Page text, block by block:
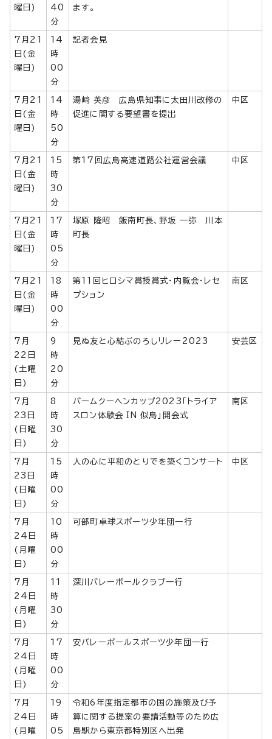
曜日)
40
分
ます。
7月21
日(金
曜日)
14
時
00
分
記者会見
7月21
日(金
曜日)
14
時
50
分
湯﨑 英彦 広島県知事に太田川改修の
促進に関する要望書を提出
中区
7月21
日(金
曜日)
15
時
30
分
第17回広島高速道路公社運営会議 中区
7月21
日(金
曜日)
17
時
05
分
塚原 隆昭 飯南町長、野坂 一弥 川本
町長
7月21
日(金
曜日)
18
時
00
分
第11回ヒロシマ賞授賞式・内覧会・レセ
プション
南区
7月
22日
(土曜
日)
9
時
20
分
見ぬ友と心結ぶのろしリレー2023 安芸区
7月
23日
(日曜
日)
8
時
30
分
バームクーヘンカップ2023「トライア
スロン体験会 IN 似島」開会式
南区
7月
23日
(日曜
日)
15
時
00
分
人の心に平和のとりでを築くコンサート 中区
7月
24日
(月曜
日)
10
時
00
分
可部町卓球スポーツ少年団一行
7月
24日
(月曜
日)
11
時
30
分
深川バレーボールクラブ一行
7月
24日
(月曜
日)
17
時
00
分
安バレーボールスポーツ少年団一行
7月
24日
(月曜
19
時
05
令和6年度指定都市の国の施策及び予
算に関する提案の要請活動等のため広
島駅から東京都特別区へ出発